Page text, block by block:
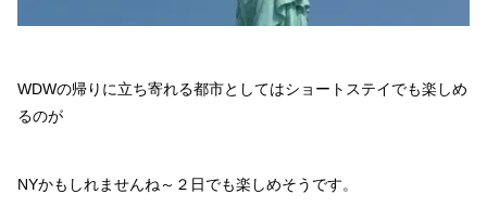
WDWの帰りに立ち寄れる都市としてはショートステイでも楽しめ
るのが
NYかもしれませんね～２日でも楽しめそうです。